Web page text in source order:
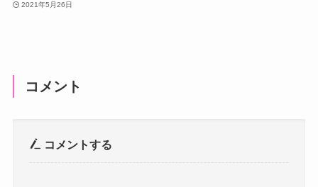
2021年5月26日
コメント
コメントする